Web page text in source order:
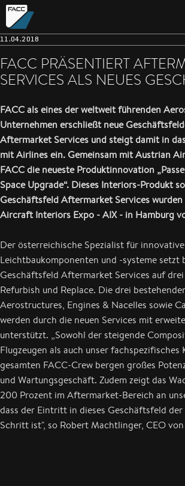
11.04.2018
FACC PRÄSENTIERT
SERVICES ALS NEUES
FACC als eines der weltweit führenden
Unternehmen erschließt neue
Aftermarket Services und steigt damit in
mit Airlines ein. Gemeinsam mit Austrian
FACC die neueste Produktinnovation
Space Upgrade“. Dieses Interiors-Produkt
Geschäftsfeld Aftermarket Services
Aircraft Interiors Expo - AIX - in Hamburg
Der österreichische Spezialist für innovative
Leichtbaukomponenten und -systeme setzt
Geschäftsfeld Aftermarket Services auf drei
Refurbish und Replace. Die drei
Aerostructures, Engines & Nacelles sowie
werden durch die neuen Services mit
unterstützt. „Sowohl der steigende
Flugzeugen als auch unser fachspezifisches
gesamten FACC-Crew bergen großes
und Wartungsgeschäft. Zudem zeigt das
200 Prozent im Aftermarket-Bereich an
dass der Eintritt in dieses Geschäftsfeld
Schritt ist", so Robert Machtlinger, CEO von